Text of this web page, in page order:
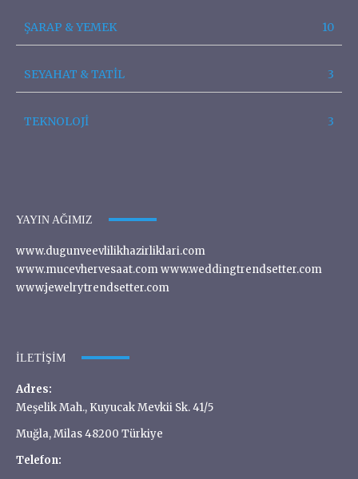
ŞARAP & YEMEK 10
SEYAHAT & TATİL 3
TEKNOLOJİ 3
YAYIN AĞIMIZ
www.dugunveevlilikhazirliklari.com
www.mucevhervesaat.com www.weddingtrendsetter.com
www.jewelrytrendsetter.com
İLETIŞIM
Adres:
Meşelik Mah., Kuyucak Mevkii Sk. 41/5
Muğla, Milas 48200 Türkiye
Telefon: